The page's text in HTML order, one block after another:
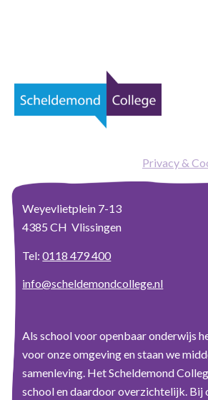
Privacy &
Weyevlietplein 7-13
4385 CH Vlissingen
Tel:0118 479 400
info@scheldemondcollege.nl
Als school voor openbaar onderwijs
voor onze omgeving en staan we
samenleving. Het Scheldemond
school en daardoor overzichtelijk. Bij